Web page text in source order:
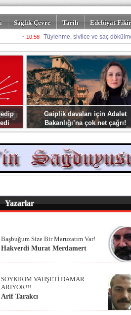
Sağlık-Çevre Tarih
Edebiyat-Fikir
Gaiplik davaları için Adalet
Bakanlığı’na çok net çağrı!
Yazarlar
Başbuğum Size Bir Maruzatım Var!
Hakverdi Murat Merdamert
SOYKIRIM VAHŞETİ DAMAR
ARIYOR!!!
Arif Tarakcı